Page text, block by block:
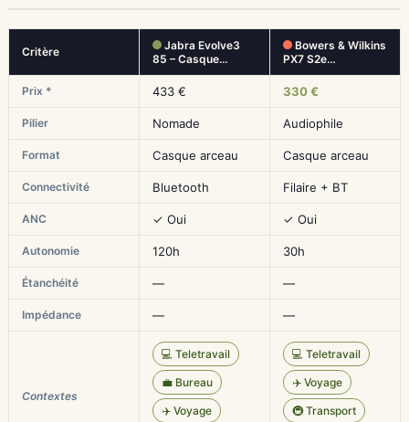
Critère
Jabra Evolve3
85 – Casque…
Bowers & Wilkins
PX7 S2e…
Prix * 433 € 330 €
Pilier Nomade Audiophile
Format Casque arceau Casque arceau
Connectivité Bluetooth Filaire + BT
ANC ✓ Oui ✓ Oui
Autonomie 120h 30h
Étanchéité — —
Impédance — —
Contextes
💻 Teletravail
💼 Bureau
✈️ Voyage
💻 Teletravail
✈️ Voyage
🚇 Transport